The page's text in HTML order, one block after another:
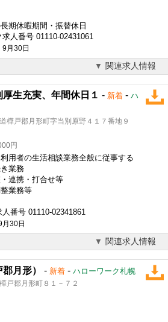
期休暇期間・振替休日
人番号 01110-02431061
月30日
関連求人情報
生充実、年間休日１ - 新着 - ハ
戸郡月形町字当別原野４１７番地９
円
用者の生活相談業務全般に従事する
業務
連携・打合せ等
業務等
番号 01110-02341861
30日
関連求人情報
月形） - 新着 - ハローワーク札幌
戸郡月形町８１－７２